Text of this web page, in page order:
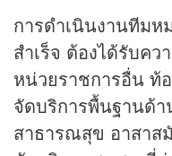
การดำเนินงานทีมห
สำเร็จ ต้องได้รับค
หน่วยราชการอื่น ท้
จัดบริการพื้นฐานด้
สาธารณสุข อาสาส